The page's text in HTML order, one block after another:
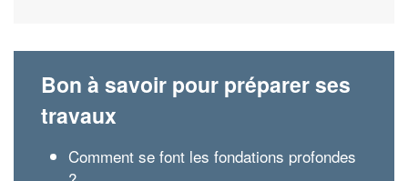
Bon à savoir pour préparer ses
travaux
Comment se font les fondations profondes